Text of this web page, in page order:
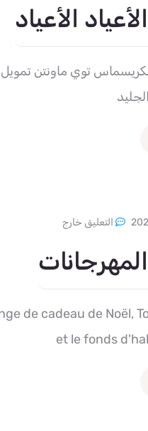
الأعياد
توي ماونتن تمويل
التعليق خارج
de cadeau de Noël,
et le fonds